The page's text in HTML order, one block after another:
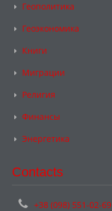
Геополитика
Геоэкономика
Книги
Миграции
Религия
Финансы
Энергетика
Contacts
+38 (098) 551-02-69